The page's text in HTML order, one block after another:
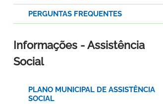
PERGUNTAS FREQUENTES
Informações - Assistência
Social
PLANO MUNICIPAL DE ASSISTÊNCIA
SOCIAL